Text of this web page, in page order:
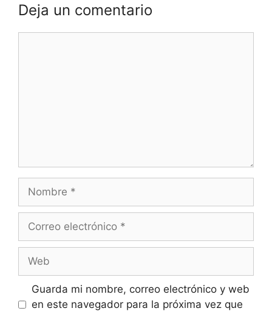
Deja un comentario
electrónico
Guarda mi nombre, correo electrónico y web
en este navegador para la próxima vez que